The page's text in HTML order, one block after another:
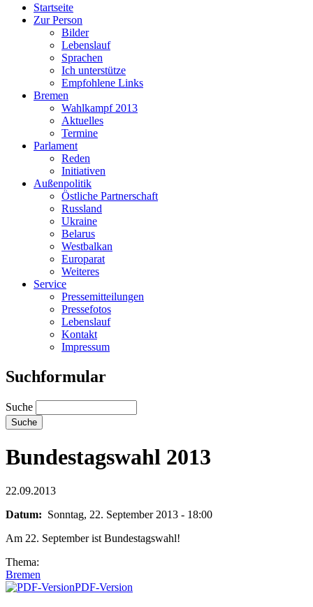
Startseite
Zur Person
Bilder
Lebenslauf
Sprachen
Ich unterstütze
Empfohlene Links
Bremen
Wahlkampf 2013
Aktuelles
Termine
Parlament
Reden
Initiativen
Außenpolitik
Östliche Partnerschaft
Russland
Ukraine
Belarus
Westbalkan
Europarat
Weiteres
Service
Pressemitteilungen
Pressefotos
Lebenslauf
Kontakt
Impressum
Suchformular
Suche
Bundestagswahl 2013
22.09.2013
Datum: Sonntag, 22. September 2013 - 18:00
Am 22. September ist Bundestagswahl!
Thema:
Bremen
PDF-Version